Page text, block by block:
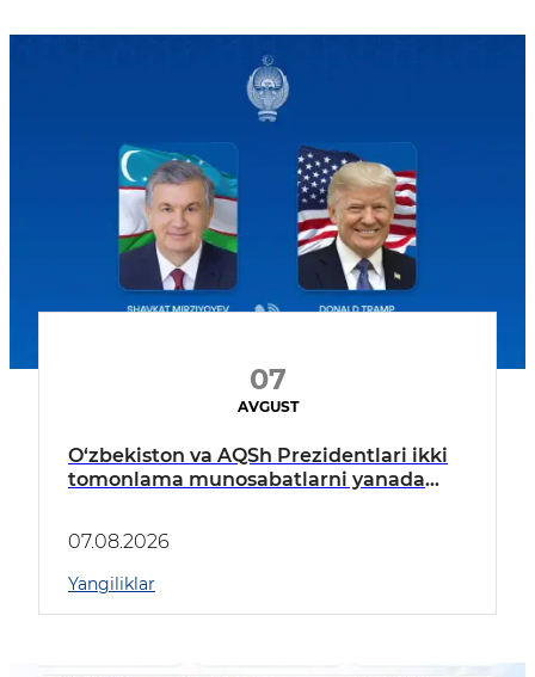
07
AVGUST
O‘zbekiston va AQSh Prezidentlari ikki
tomonlama munosabatlarni yanada
07.08.2026
Yangiliklar